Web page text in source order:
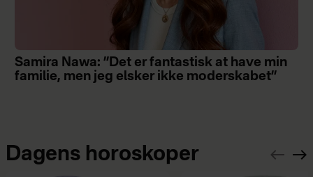
Samira Nawa: ”Det er fantastisk at have min
familie, men jeg elsker ikke moderskabet”
Dagens horoskoper